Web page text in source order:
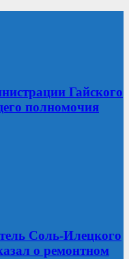
Гайского
полномочия
Соль-Илецкого
о ремонтном